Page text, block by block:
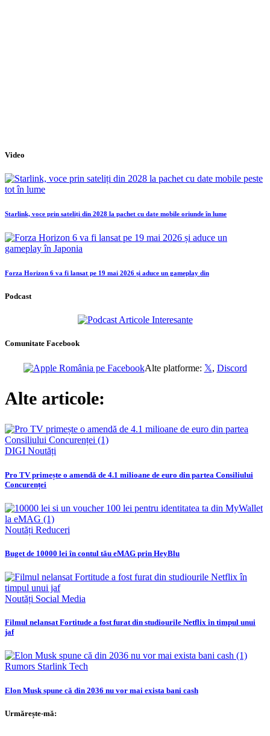
Video
Starlink, voce prin sateliți din 2028 la pachet cu date mobile oriunde în lume
Forza Horizon 6 va fi lansat pe 19 mai 2026 și aduce un gameplay din
Podcast
Comunitate Facebook
Alte platforme: 𝕏, Discord
Alte articole:
DIGI Noutăți
Pro TV primește o amendă de 4.1 milioane de euro din partea Consiliului
Concurenței
Noutăți Reduceri
Buget de 10000 lei în contul tău eMAG prin HeyBlu
Noutăți Social Media
Filmul nelansat Fortitude a fost furat din studiourile Netflix în timpul unui
jaf
Rumors Starlink Tech
Elon Musk spune că din 2036 nu vor mai exista bani cash
Urmărește-mă: